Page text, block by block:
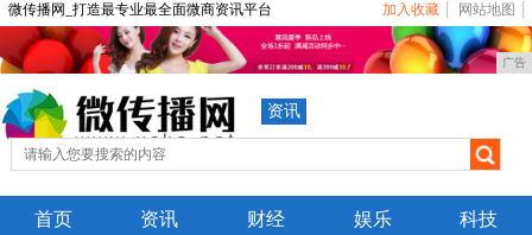
微传播网_打造最专业最全面微商资讯平台 加入收藏 网站地图
广告
资讯
首页 资讯 财经 娱乐 科技